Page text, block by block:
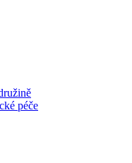
péče